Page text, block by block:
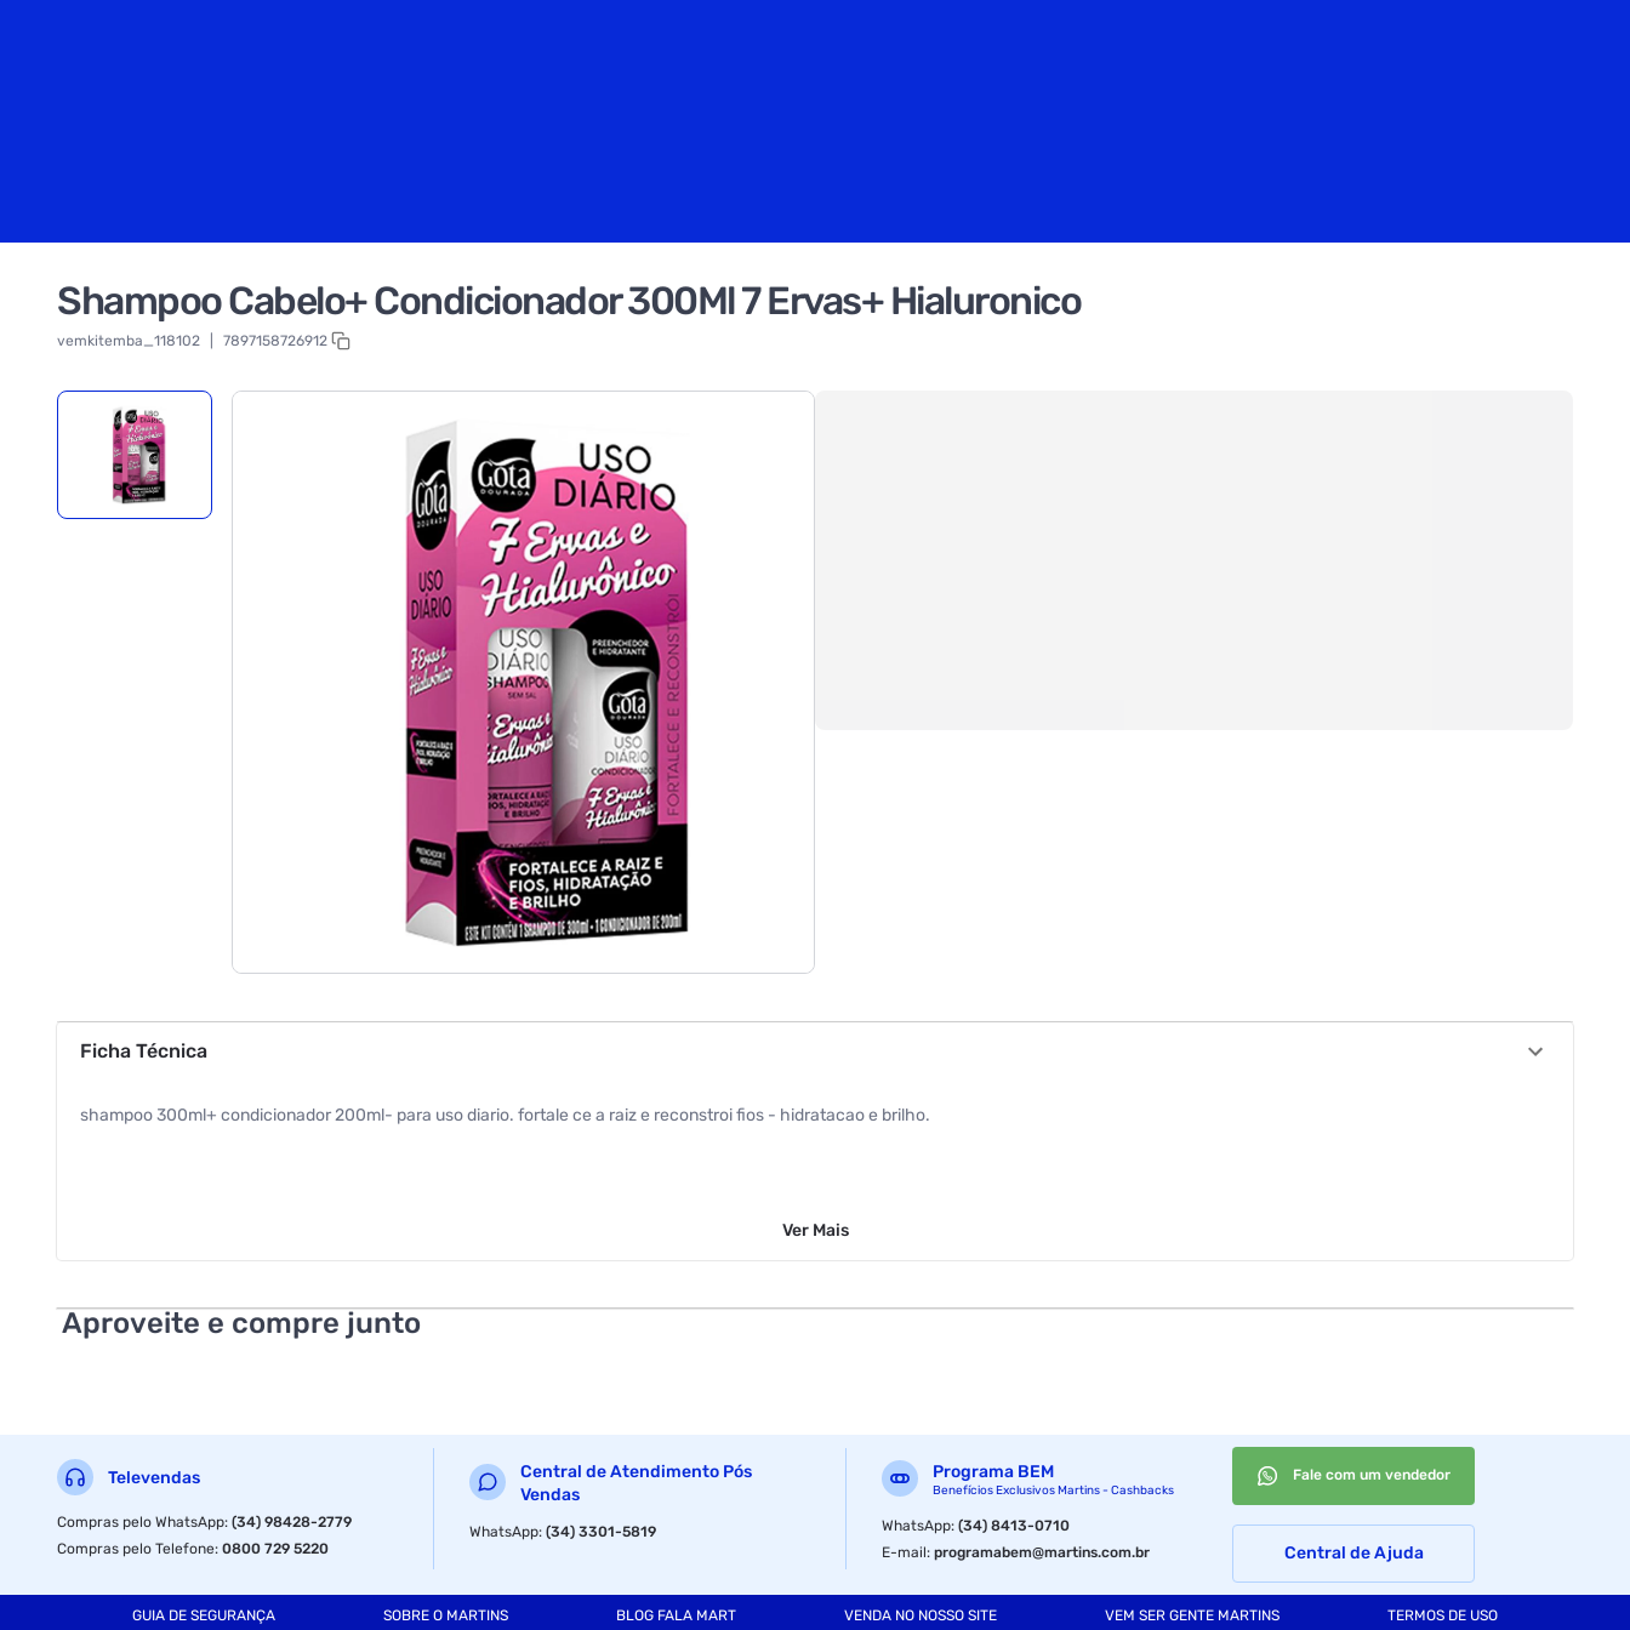
Shampoo Cabelo+ Condicionador 300Ml 7 Ervas+ Hialuronico
vemkitemba_118102 7897158726912
Ficha Técnica
shampoo 300ml+ condicionador 200ml- para uso diario. fortale ce a raiz e reconstroi fios - hidratacao e brilho.
Ver Mais
Aproveite e compre junto
Televendas
Compras pelo WhatsApp:(34) 98428-2779
Compras pelo Telefone:0800 729 5220
Central de Atendimento Pós
Vendas
WhatsApp:(34) 3301-5819
Programa BEM
Benefícios Exclusivos Martins - Cashbacks
WhatsApp:(34) 8413-0710
E-mail:programabem@martins.com.br
Fale com um vendedor
Central de Ajuda
GUIA DE SEGURANÇA SOBRE O MARTINS BLOG FALA MART VENDA NO NOSSO SITE VEM SER GENTE MARTINS TERMOS DE USO